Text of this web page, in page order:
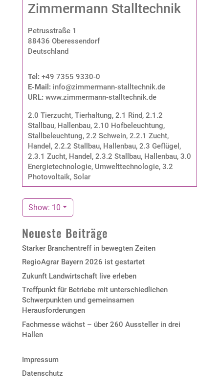
Zimmermann Stalltechnik
Petrusstraße 1
88436 Oberessendorf
Deutschland
Tel: +49 7355 9330-0
E-Mail: info@zimmermann-stalltechnik.de
URL:www.zimmermann-stalltechnik.de
2.0 Tierzucht, Tierhaltung, 2.1 Rind, 2.1.2
Stallbau, Hallenbau, 2.10 Hofbeleuchtung,
Stallbeleuchtung, 2.2 Schwein, 2.2.1 Zucht,
Handel , 2.2.2 Stallbau, Hallenbau, 2.3 Geflügel ,
2.3.1 Zucht, Handel , 2.3.2 Stallbau, Hallenbau, 3.0
Energietechnologie, Umwelttechnologie, 3.2
Photovoltaik, Solar
Show: 10
Neueste Beiträge
Starker Branchentreff in bewegten Zeiten
RegioAgrar Bayern 2026 ist gestartet
Zukunft Landwirtschaft live erleben
Treffpunkt für Betriebe mit unterschiedlichen
Schwerpunkten und gemeinsamen
Herausforderungen
Fachmesse wächst – über 260 Aussteller in drei
Hallen
Impressum
Datenschutz